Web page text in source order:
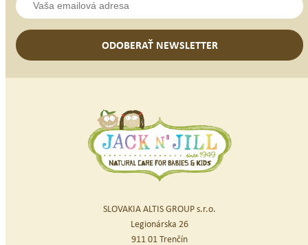
ODOBERAŤ NEWSLETTER
SLOVAKIA ALTIS GROUP s.r.o.
Legionárska 26
911 01 Trenčín